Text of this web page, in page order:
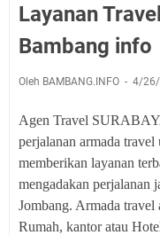
Layanan
Bambang info
Oleh BAMBANG.INFO 4/26/
Agen Travel
perjalanan armada
memberikan layanan
mengadakan perjalanan
Jombang. Armada travel
Rumah, kantor atau